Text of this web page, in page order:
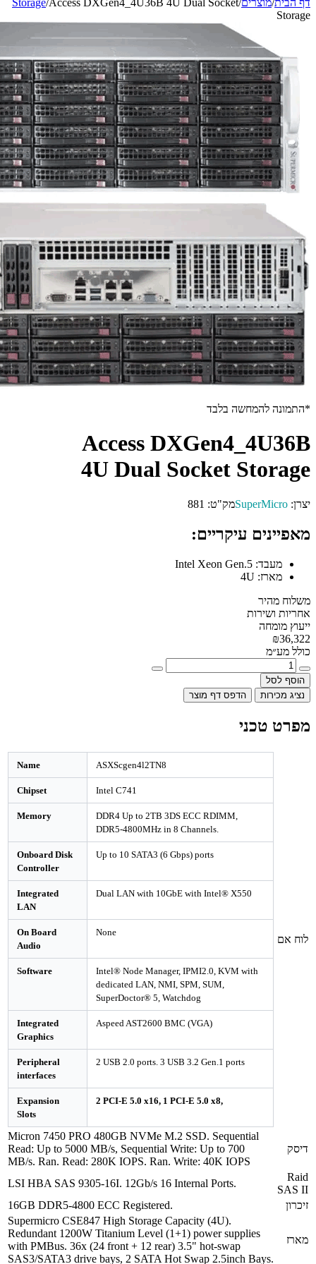
Storage/Access DXGen4_4U36B 4U Dual Socket
בלבד
Access
4U Dual Socket
מק"ט:881
דף מוצר
Name
Chipset
Memory
DDR4 Up to 2TB 3DS ECC RDIMM,
DDR5-4800MHz in 8 Channels.
Onboard Disk
Up to 10 SATA3 (6 Gbps) ports
Integrated
Dual LAN with 10GbE with Intel®
On Board
Software
Intel® Node Manager, IPMI2.0, KVM
dedicated LAN, NMI, SPM, SUM,
SuperDoctor® 5, Watchdog
Integrated
Aspeed AST2600 BMC (VGA)
Peripheral
2 USB 2.0 ports. 3 USB 3.2 Gen.1
Expansion
2 PCI-E 5.0 x16, 1 PCI-E 5.0 x8,
Micron 7450 PRO 480GB NVMe M.2 SSD.
Read: Up to 5000 MB/s, Sequential Write: Up to
MB/s. Ran. Read: 280K IOPS. Ran. Write: 40K
LSI HBA SAS 9305-16I. 12Gb/s 16 Internal Ports.
16GB DDR5-4800 ECC Registered.
Supermicro CSE847 High Storage Capacity (4U).
Redundant 1200W Titanium Level (1+1) power
with PMBus. 36x (24 front + 12 rear) 3.5" hot-swap
SAS3/SATA3 drive bays, 2 SATA Hot Swap